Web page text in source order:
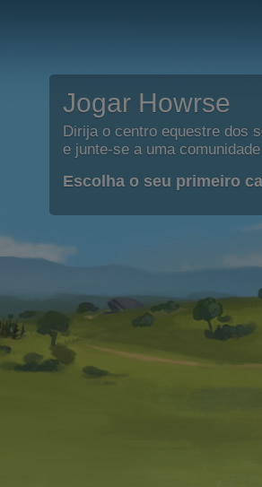
Jogar Howrse
Dirija o centro equestre dos
e junte-se a uma
Escolha o seu primeiro